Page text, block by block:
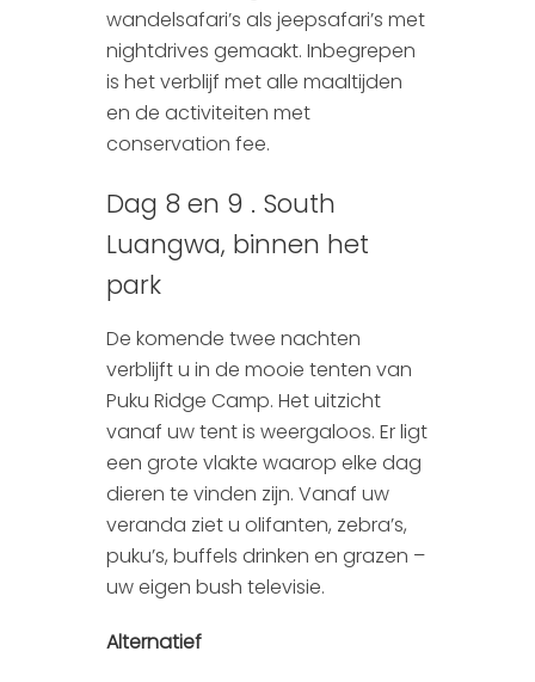
wandelsafari’s als jeepsafari’s met
nightdrives gemaakt. Inbegrepen
is het verblijf met alle maaltijden
en de activiteiten met
conservation fee.
Dag 8 en 9 . South
Luangwa, binnen het
park
De komende twee nachten
verblijft u in de mooie tenten van
Puku Ridge Camp. Het uitzicht
vanaf uw tent is weergaloos. Er ligt
een grote vlakte waarop elke dag
dieren te vinden zijn. Vanaf uw
veranda ziet u olifanten, zebra’s,
puku’s, buffels drinken en grazen –
uw eigen bush televisie.
Alternatief